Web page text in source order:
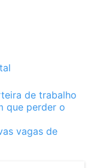
de trabalho
que perder o
vagas de